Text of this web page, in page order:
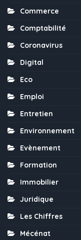
Commerce
Comptabilité
Coronavirus
Digital
Eco
Emploi
Entretien
Environnement
Evènement
Formation
Immobilier
Juridique
Les Chiffres
Mécénat